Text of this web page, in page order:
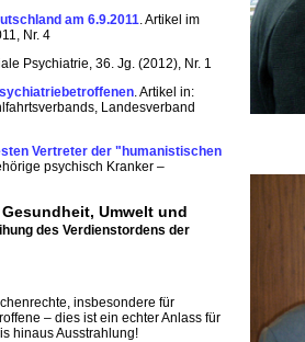
am 6.9.2011. Artikel im
Nr. 4
Psychiatrie, 36. Jg. (2012), Nr. 1
. Artikel in:
Landesverband
Vertreter der "humanistischen
psychisch Kranker –
Umwelt und
des Verdienstordens der
insbesondere für
– dies ist ein echter Anlass für
hinaus Ausstrahlung!